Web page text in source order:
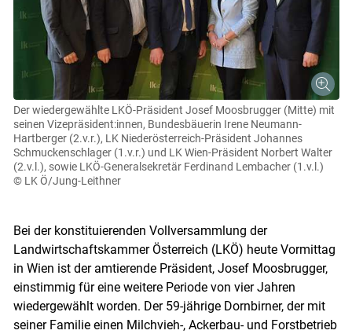
Der wiedergewählte LKÖ-Präsident Josef Moosbrugger (Mitte) mit
seinen Vizepräsident:innen, Bundesbäuerin Irene Neumann-
Hartberger (2.v.r.), LK Niederösterreich-Präsident Johannes
Schmuckenschlager (1.v.r.) und LK Wien-Präsident Norbert Walter
(2.v.l.), sowie LKÖ-Generalsekretär Ferdinand Lembacher (1.v.l.)
© LK Ö/Jung-Leithner
Bei der konstituierenden Vollversammlung der
Landwirtschaftskammer Österreich (LKÖ) heute Vormittag
in Wien ist der amtierende Präsident, Josef Moosbrugger,
einstimmig für eine weitere Periode von vier Jahren
wiedergewählt worden. Der 59-jährige Dornbirner, der mit
seiner Familie einen Milchvieh-, Ackerbau- und Forstbetrieb